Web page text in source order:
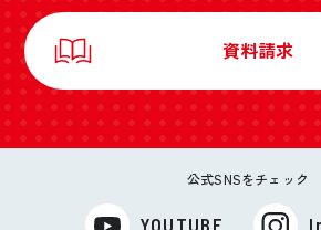
資料請求
公式SNSをチェック
YOUTUBE